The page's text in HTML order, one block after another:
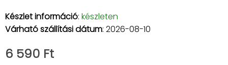
Készlet információ: készleten
Várható szállítási dátum: 2026-08-10
6 590 Ft